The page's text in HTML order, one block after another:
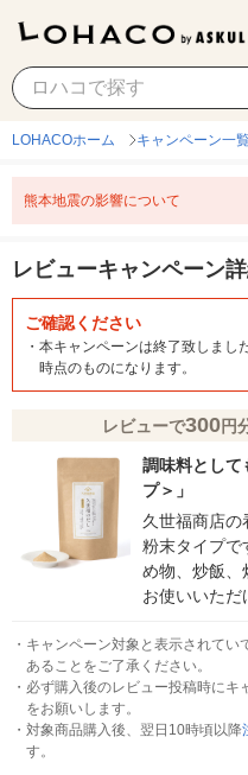
LOHACOホーム キャンペーン一
熊本地震の影響について
レビューキャンペーン
ご確認ください
・ 本キャンペーンは終了致しまし
時点のものになります。
レビューで300円
調味料として
プ＞」
久世福商店
粉末タイプで
め物、炒飯、
お使いいただ
・ キャンペーン対象と表示されてい
あることをご了承ください。
・ 必ず購入後のレビュー投稿時にキ
をお願いします。
・ 対象商品購入後、翌日10時頃以降
す。